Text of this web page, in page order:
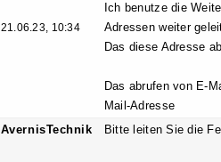
21.06.23, 10:34
Ich benutze die
Adressen weiter
Das diese Adresse
Das abrufen von E-
Mail-Adresse
AvernisTechnik
Bitte leiten Sie die